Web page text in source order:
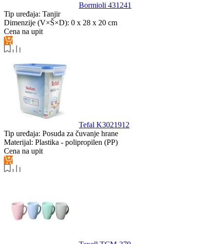
Bormioli 431241
Tip uređaja: Tanjir
Dimenzije (V×Š×D): 0 x 28 x 20 cm
Cena na upit
Tefal K3021912
Tip uređaja: Posuda za čuvanje hrane
Materijal: Plastika - polipropilen (PP)
Cena na upit